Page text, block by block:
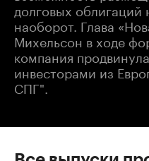
долговых
наоборот. Глава
Михельсон в ходе
компания
инвесторами из
СПГ".